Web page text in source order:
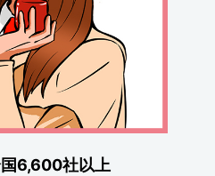
6,600社以上